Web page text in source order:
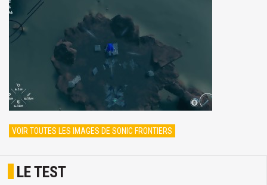
VOIR TOUTES LES IMAGES DE SONIC FRONTIERS
LE TEST